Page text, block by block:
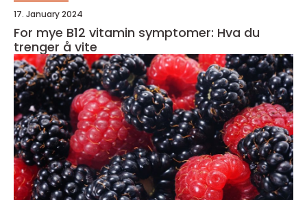
17. January 2024
For mye B12 vitamin symptomer: Hva du
trenger å vite